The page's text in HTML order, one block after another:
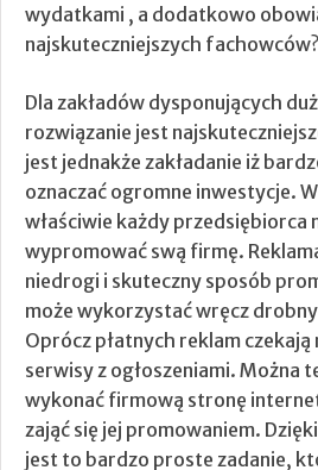
wydatkami , a dodatkowo
najskuteczniejszych fachowców?
Dla zakładów dysponujących
rozwiązanie jest
jest jednakże zakładanie iż
oznaczać ogromne inwestycje.
właściwie każdy przedsiębiorca
wypromować swą firmę.
niedrogi i skuteczny sposób
może wykorzystać wręcz
Oprócz płatnych reklam
serwisy z ogłoszeniami. Można
wykonać firmową stronę
zająć się jej promowaniem.
jest to bardzo proste zadanie,